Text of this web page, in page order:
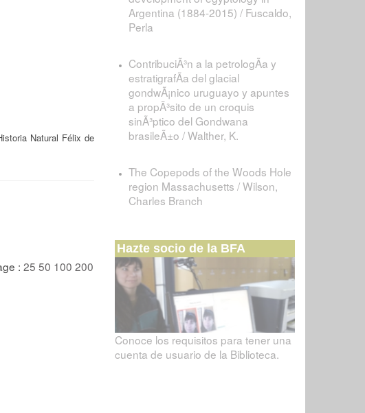
Natural Félix de
: 25 50 100 200
Argentina (1884-2015) / Fuscaldo,
Perla
ContribuciÃ³n a la petrologÃ­a y
estratigrafÃ­a del glacial
gondwÃ¡nico uruguayo y apuntes
a propÃ³sito de un croquis
sinÃ³ptico del Gondwana
brasileÃ±o / Walther, K.
The Copepods of the Woods Hole
region Massachusetts / Wilson,
Charles Branch
Hazte socio de la BFA
Conoce los requisitos para tener una
cuenta de usuario de la Biblioteca.